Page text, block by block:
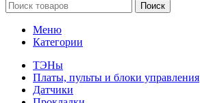
Поиск
Меню
Категории
ТЭНы
Платы, пульты и блоки управления
Датчики